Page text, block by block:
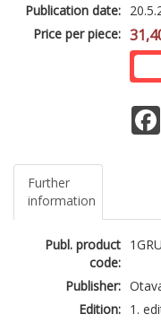
Publication date:
Price per piece:
Further
information
Publ. product
code:
1GRU
Publisher:
Edition: 1.